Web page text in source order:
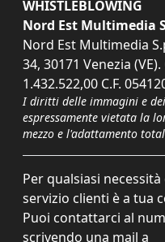
WHISTLEBLOWING
Nord Est Multimedia
Nord Est Multimedia
34, 30171 Venezia
1.432.522,00 C.F.
I diritti delle immagini e
espressamente vietata la
mezzo e l'adattamento
Per qualsiasi
servizio clienti è a tua
Puoi contattarci al
scrivendo una mail a